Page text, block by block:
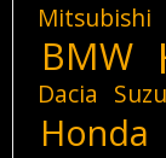
Mitsubishi
BMW
Dacia
Honda